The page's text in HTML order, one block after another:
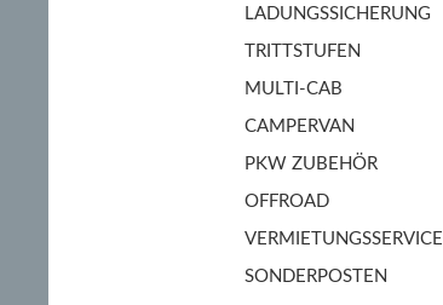
LADUNGSSICHERUNG
TRITTSTUFEN
MULTI-CAB
CAMPERVAN
PKW ZUBEHÖR
OFFROAD
VERMIETUNGSSERVICE
SONDERPOSTEN